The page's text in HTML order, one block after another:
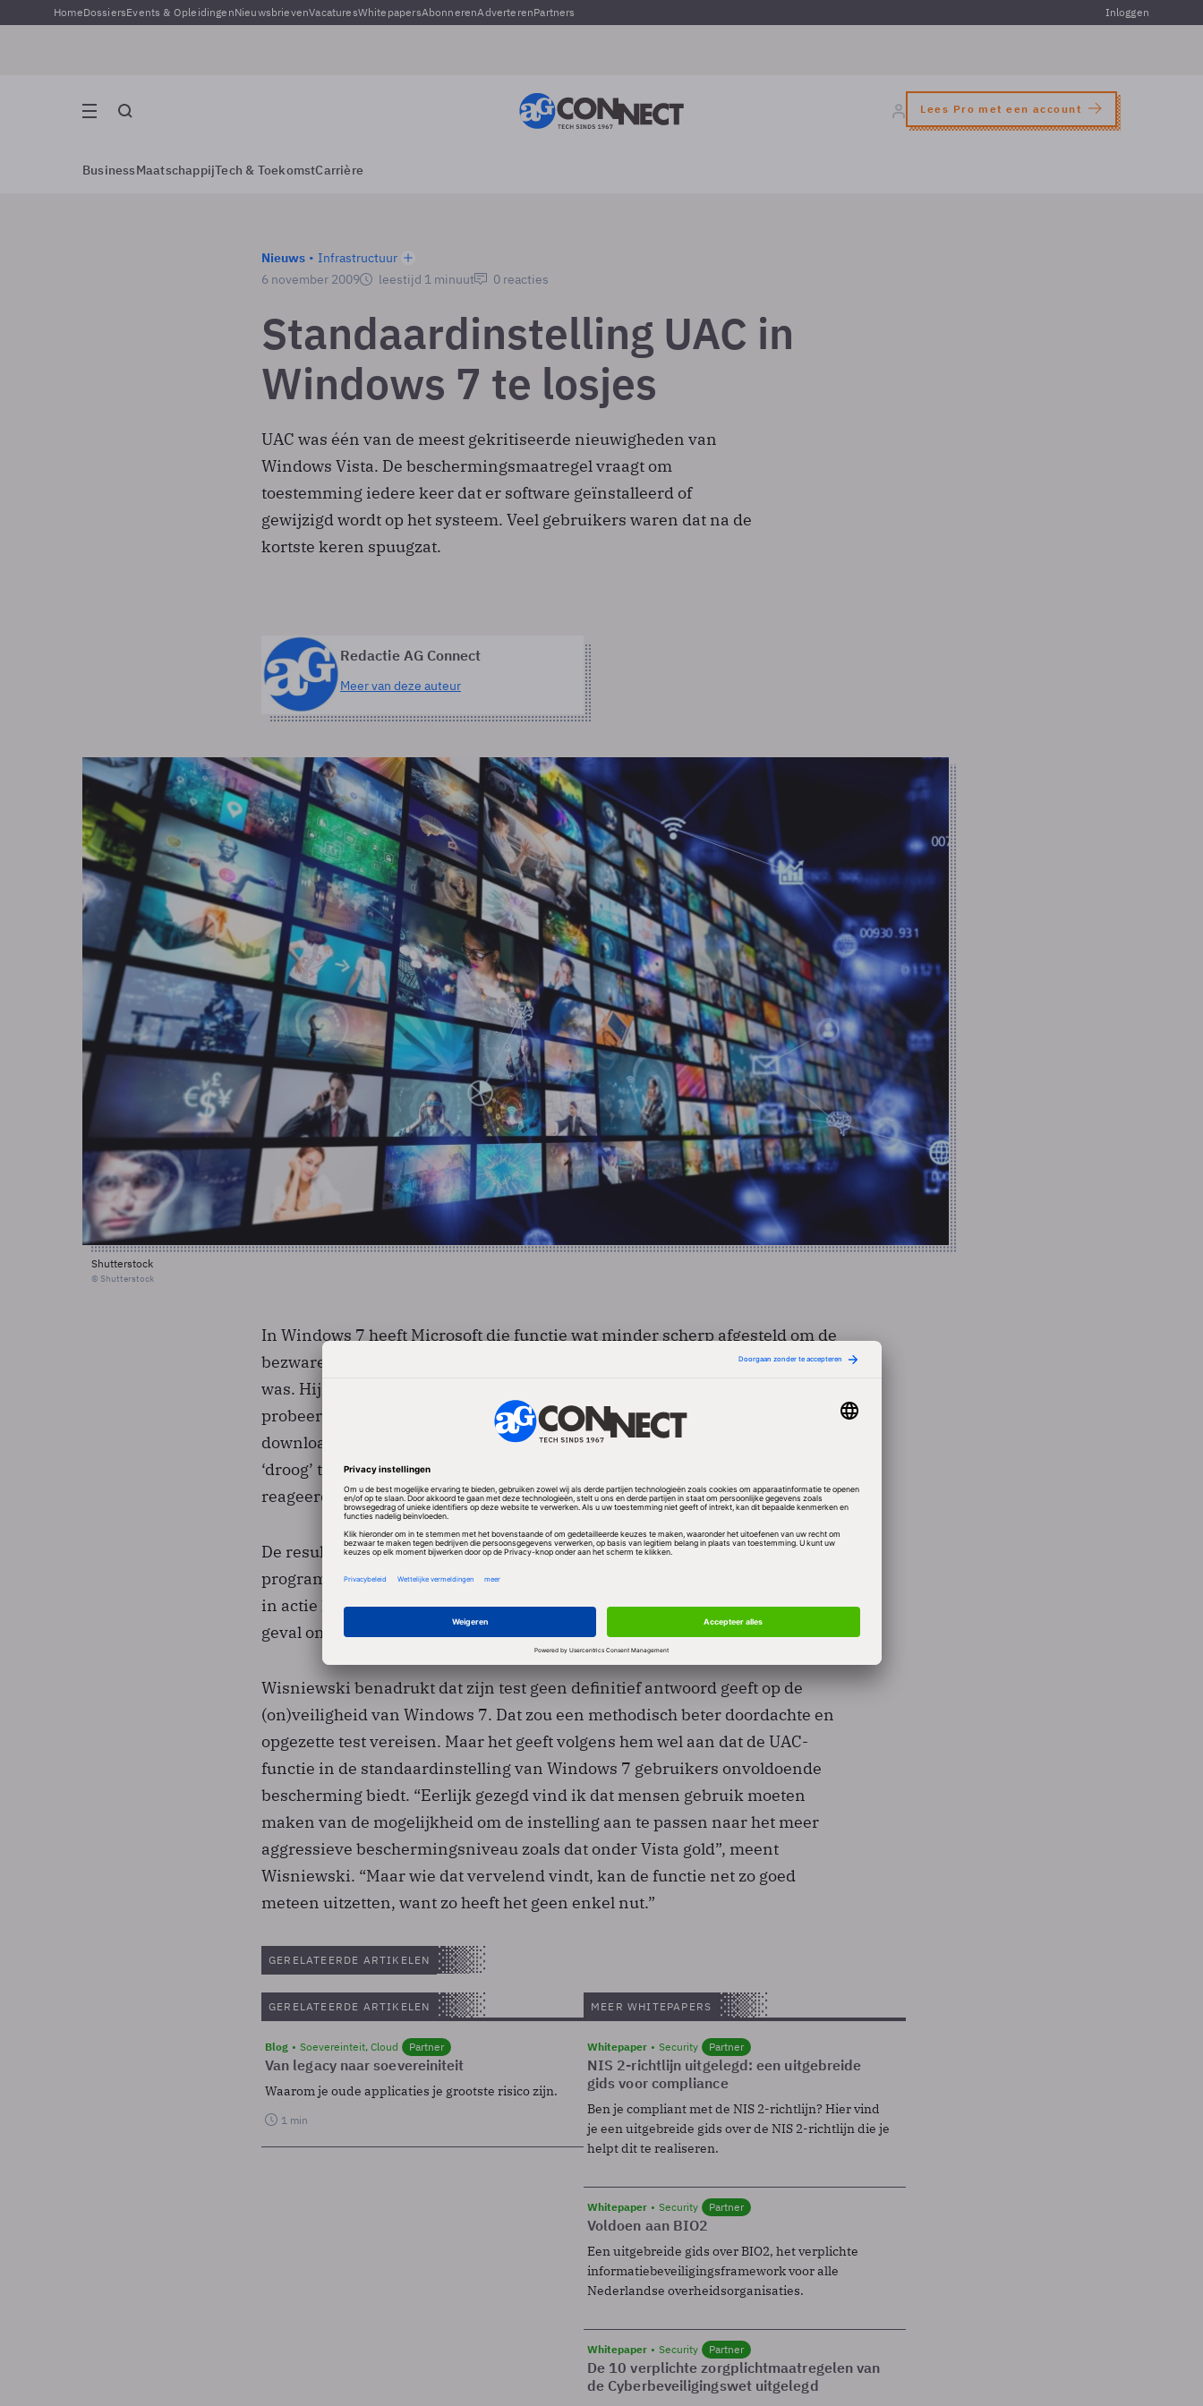
HomeDossiersEvents & OpleidingenNieuwsbrievenVacaturesWhitepapersAbonnerenAdverterenPartners Inloggen
Lees Pro met een account
BusinessMaatschappijTech & ToekomstCarrière
Nieuws
Infrastructuur
6 november 2009
leestijd 1 minuut 0 reacties
Standaardinstelling UAC in
Windows 7 te losjes
UAC was één van de meest gekritiseerde nieuwigheden van
Windows Vista. De beschermingsmaatregel vraagt om
toestemming iedere keer dat er software geïnstalleerd of
gewijzigd wordt op het systeem. Veel gebruikers waren dat na de
kortste keren spuugzat.
Redactie AG Connect
Meer van deze auteur
Shutterstock
© Shutterstock
In Windows 7 heeft Microsoft die functie wat minder scherp afgesteld om de
bezwaren weg te nemen. Wisniewski besloot te testen wat het effect daarvan
was. Hij verzamelde tien willekeurige, recente malware-programma’s die
probeerden een bestand te starten of in de achtergrond een programma te
downloaden. Daarbij keek hij hoe een Windows 7-pc – om het effect van UAC
‘droog’ te meten zonder antivirusbescherming - op die inbraakpogingen
reageerde.
De resultaten stemden Wisniewski kritisch. Van de tien malware-
programma’s wilden twee niet starten op de Windows 7-pc. Bij de acht die wel
in actie kwamen, vroeg de UAC-functie van Windows 7 echter maar in één
geval om toestemming voor het uitvoeren van het programma.
Wisniewski benadrukt dat zijn test geen definitief antwoord geeft op de
(on)veiligheid van Windows 7. Dat zou een methodisch beter doordachte en
opgezette test vereisen. Maar het geeft volgens hem wel aan dat de UAC-
functie in de standaardinstelling van Windows 7 gebruikers onvoldoende
bescherming biedt. “Eerlijk gezegd vind ik dat mensen gebruik moeten
maken van de mogelijkheid om de instelling aan te passen naar het meer
aggressieve beschermingsniveau zoals dat onder Vista gold”, meent
Wisniewski. “Maar wie dat vervelend vindt, kan de functie net zo goed
meteen uitzetten, want zo heeft het geen enkel nut.”
GERELATEERDE ARTIKELEN
GERELATEERDE ARTIKELEN
Blog Soevereinteit, Cloud Partner
Van legacy naar soevereiniteit
Waarom je oude applicaties je grootste risico zijn.
1 min
MEER WHITEPAPERS
Whitepaper Security Partner
NIS 2-richtlijn uitgelegd: een uitgebreide
gids voor compliance
Ben je compliant met de NIS 2-richtlijn? Hier vind
je een uitgebreide gids over de NIS 2-richtlijn die je
helpt dit te realiseren.
Whitepaper Security Partner
Voldoen aan BIO2
Een uitgebreide gids over BIO2, het verplichte
informatiebeveiligingsframework voor alle
Nederlandse overheidsorganisaties.
Whitepaper Security Partner
De 10 verplichte zorgplichtmaatregelen van
de Cyberbeveiligingswet uitgelegd